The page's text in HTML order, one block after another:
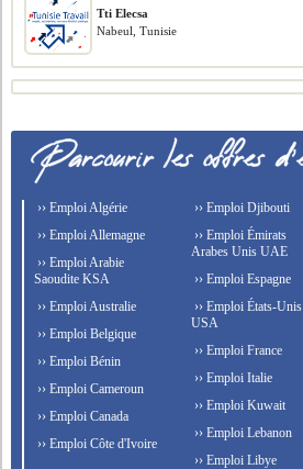
Tti Elecsa
Nabeul, Tunisie
›› Emploi Algérie
›› Emploi Allemagne
›› Emploi Arabie
Saoudite KSA
›› Emploi Australie
›› Emploi Belgique
›› Emploi Bénin
›› Emploi Cameroun
›› Emploi Canada
›› Emploi Côte d'Ivoire
›› Emploi Djibouti
›› Emploi Émirats
Arabes Unis UAE
›› Emploi Espagne
›› Emploi États-Unis
USA
›› Emploi France
›› Emploi Italie
›› Emploi Kuwait
›› Emploi Lebanon
›› Emploi Libye